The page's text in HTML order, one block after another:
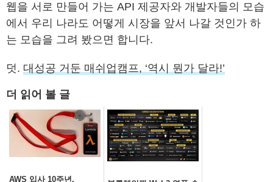
웹을 서로 만들어 가는 API 제공자와 개발자들의 모습
에서 우리 나라도 어떻게 시장을 앞서 나갈 것인가 하
는 모습을 그려 봤으면 합니다.
덧. 대성공 거둔 매쉬업캠프, ‘역시 뭔가 달라!’
더 읽어 볼 글
AWS 입사 10주년,